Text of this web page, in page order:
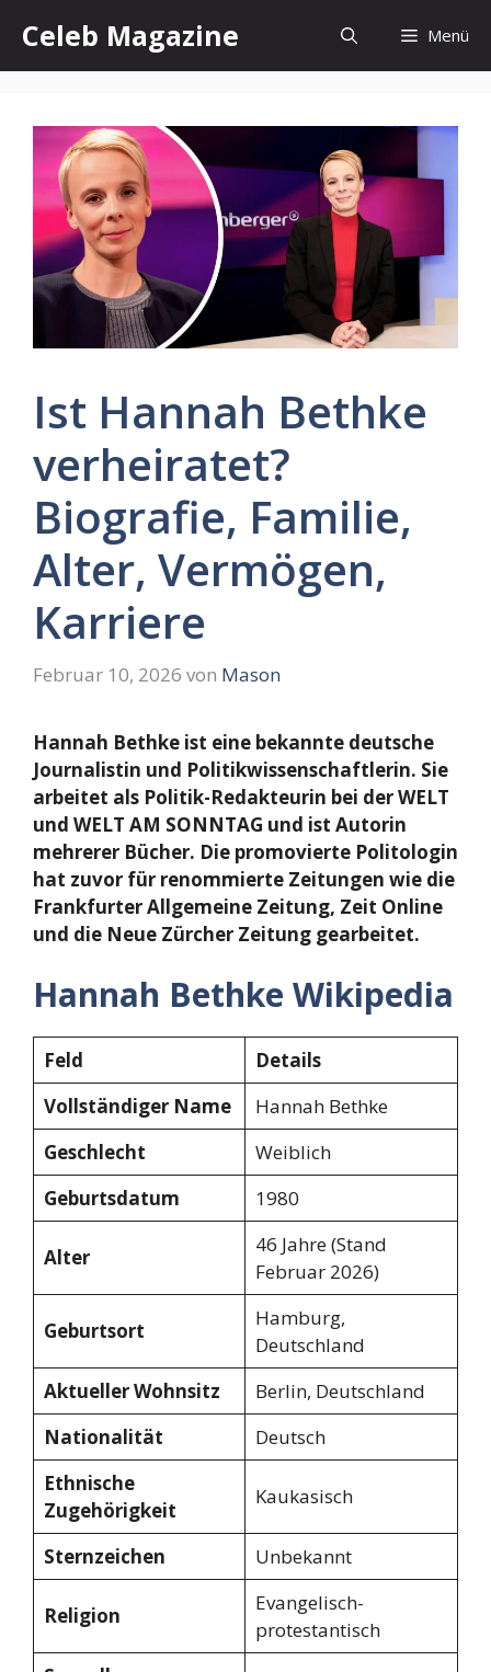
Inhalt
springen
Celeb Magazine Menü
Ist Hannah Bethke
verheiratet?
Biografie, Familie,
Alter, Vermögen,
Karriere
Februar 10, 2026 von Mason
Hannah Bethke ist eine bekannte deutsche
Journalistin und Politikwissenschaftlerin. Sie
arbeitet als Politik-Redakteurin bei der WELT
und WELT AM SONNTAG und ist Autorin
mehrerer Bücher. Die promovierte Politologin
hat zuvor für renommierte Zeitungen wie die
Frankfurter Allgemeine Zeitung, Zeit Online
und die Neue Zürcher Zeitung gearbeitet.
Hannah Bethke Wikipedia
Feld
Details
Vollständiger Name
Hannah Bethke
Geschlecht
Weiblich
Geburtsdatum
1980
Alter
46 Jahre (Stand
Februar 2026)
Geburtsort
Hamburg,
Deutschland
Aktueller Wohnsitz
Berlin, Deutschland
Nationalität
Deutsch
Ethnische
Zugehörigkeit
Kaukasisch
Sternzeichen Unbekannt
Religion
Evangelisch-
protestantisch